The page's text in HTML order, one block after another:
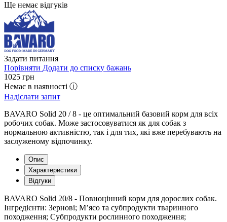
Ще немає відгуків
Задати питання
Порівняти Додати до списку бажань
1025 грн
Немає в наявності ⓘ
Надіслати запит
BAVARO Solid 20 / 8 - це оптимальний базовий корм для всіх
робочих собак. Може застосовуватися як для собак з
нормальною активністю, так і для тих, які вже перебувають на
заслуженому відпочинку.
Опис
Характеристики
Відгуки
BAVARO Solid 20/8 - Повноцінний корм для дорослих собак.
Інгредієнти: Зернові; М’ясо та субпродукти тваринного
походження; Субпродукти рослинного походження;